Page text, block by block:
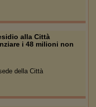
alla Città
i 48 milioni non
della Città